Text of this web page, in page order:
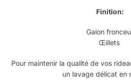
Finition:
Galon
Œillets
Pour maintenir la qualité de vos
un lavage délicat en